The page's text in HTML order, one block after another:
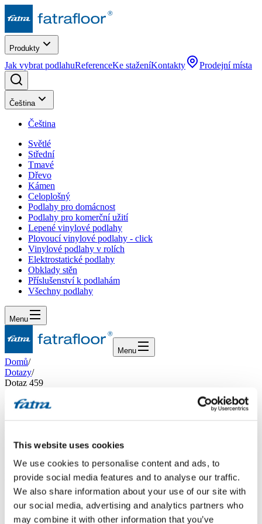
This website uses cookies
We use cookies to personalise content and ads, to
provide social media features and to analyse our traffic.
We also share information about your use of our site with
our social media, advertising and analytics partners who
may combine it with other information that you’ve
Produkty
Jak vybrat podlahuReferenceKe staženíKontakty Prodejní místa
Čeština
Čeština
Světlé
Střední
Tmavé
Dřevo
Kámen
Celoplošný
Podlahy pro domácnost
Podlahy pro komerční užití
Lepené vinylové podlahy
Plovoucí vinylové podlahy - click
Vinylové podlahy v rolích
Elektrostatické podlahy
Obklady stěn
Příslušenství k podlahám
Všechny podlahy
Menu
Menu
Domů/
Dotazy/
Dotaz 459
Dotaz 459
Dobrý den, chceme položit thermofix do celého bytu včetně
koupelny. Všude, i v koupelně bude podlahové topení. Nebude pak
v koupelně problém s vlhkostí v kombinaci s teplem z podlahového
topení? Nebudou se dílce odlepovat nebo jinak pracovat? Děkuji.
Odpověď